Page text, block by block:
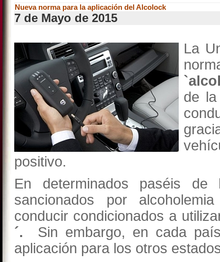
Nueva norma para la aplicación del Alcolock
7 de Mayo de 2015
La
de
positivo.
En determinados paséis de
sancionados por
conducir condicionados a
´.
Sin embargo, en cada
aplicación para los otros